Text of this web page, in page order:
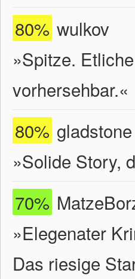
80% wulkov
»Spitze.
vorhersehbar.«
80% gladstone
»Solide Story,
70%
»Elegenater
Das riesige